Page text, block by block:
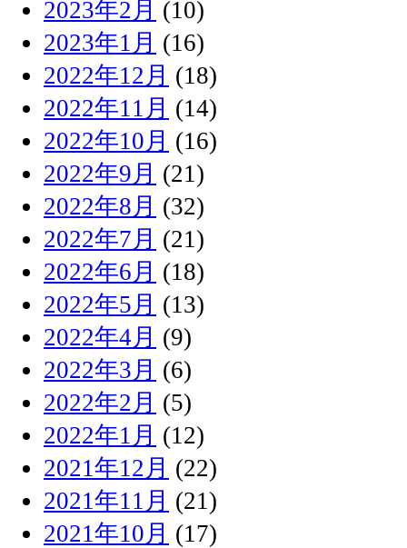
2023年2月 (10)
2023年1月 (16)
2022年12月 (18)
2022年11月 (14)
2022年10月 (16)
2022年9月 (21)
2022年8月 (32)
2022年7月 (21)
2022年6月 (18)
2022年5月 (13)
2022年4月 (9)
2022年3月 (6)
2022年2月 (5)
2022年1月 (12)
2021年12月 (22)
2021年11月 (21)
2021年10月 (17)